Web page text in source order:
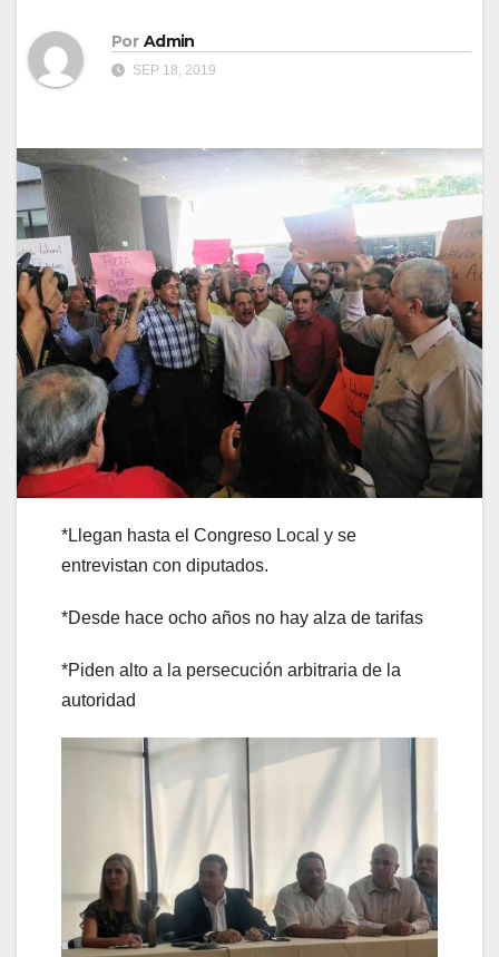
Por Admin
SEP 18, 2019
*Llegan hasta el Congreso Local y se
entrevistan con diputados.
*Desde hace ocho años no hay alza de tarifas
*Piden alto a la persecución arbitraria de la
autoridad